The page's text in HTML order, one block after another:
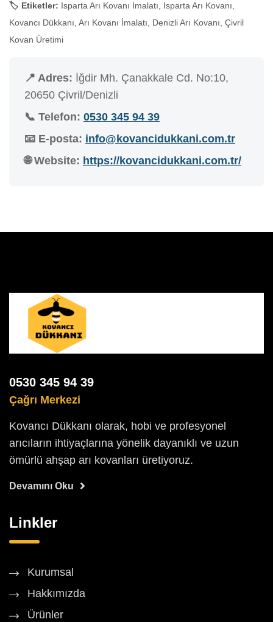
🏷️ Etiketler: Isparta Arı Kovanı Imalatı, Isparta Arı Kovanı,
Kovancı Dükkanı, Arı Kovanı İmalatı, Denizli Arı Kovanı, Çivril
Kovan Üretimi
📍 Adres: İğdir Mh. Çanakkale Cd. No:10,
20650 Çivril/Denizli
📞 Telefon: 0530 345 94 39
📧 E-posta: info@kovancidukkani.com.tr
🌐 Website: https://kovancidukkani.com.tr/
0530 345 94 39
Çağrı Merkezi
Kovancı Dükkanı olarak, hobi ve profesyonel
arıcıların ihtiyaçlarına yönelik dayanıklı ve uzun
ömürlü ahşap arı kovanları üretiyoruz.
Devamını Oku
Linkler
Kurumsal
Hakkımızda
Ürünler